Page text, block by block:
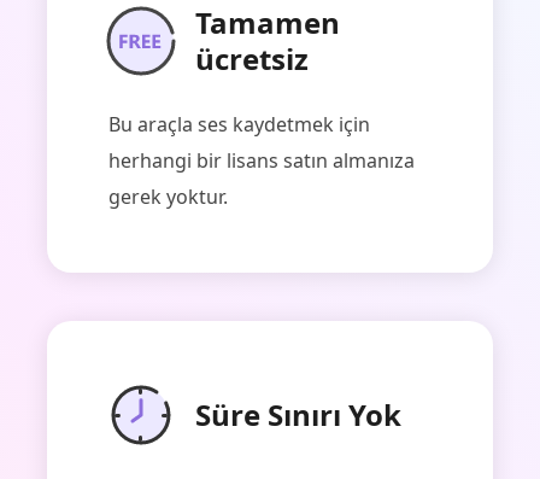
Tamamen
ücretsiz
Bu araçla ses kaydetmek için
herhangi bir lisans satın almanıza
gerek yoktur.
Süre Sınırı Yok